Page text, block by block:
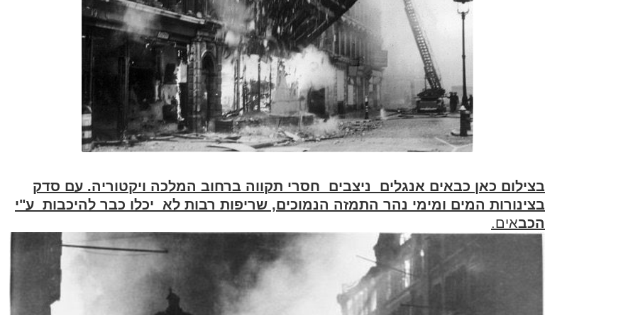
בצילום כאן כבאים אנגלים ניצבים חסרי תקווה ברחוב המלכה ויקטוריה. עם סדק
בצינורות המים ומימי נהר התמזה הנמוכים, שריפות רבות לא יכלו כבר להיכבות ע"י
הכבאים.